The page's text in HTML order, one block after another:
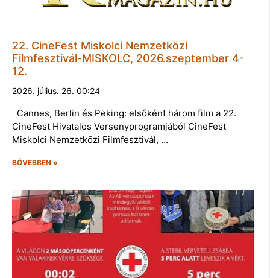
22. CineFest Miskolci Nemzetközi
Filmfesztivál-MISKOLC, 2026.szeptember 4-
12.
2026. július. 26. 00:24
Cannes, Berlin és Peking: elsőként három film a 22.
CineFest Hivatalos Versenyprogramjából CineFest
Miskolci Nemzetközi Filmfesztivál, …
BŐVEBBEN »